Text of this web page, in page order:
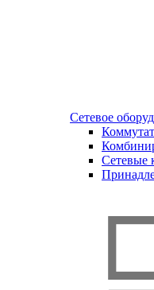
Сетевое
Сетевые